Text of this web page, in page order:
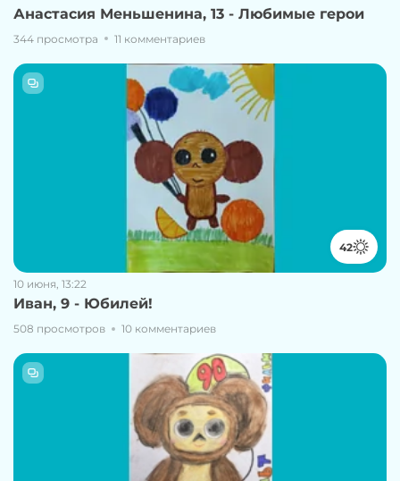
Анастасия Меньшенина, 13 - Любимые герои
344 просмотра 11 комментариев
42
10 июня, 13:22
Иван, 9 - Юбилей!
508 просмотров 10 комментариев